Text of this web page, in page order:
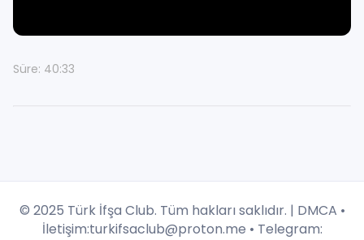
Süre: 40:33
© 2025 Türk İfşa Club. Tüm hakları saklıdır. | DMCA •
İletişim:turkifsaclub@proton.me • Telegram: